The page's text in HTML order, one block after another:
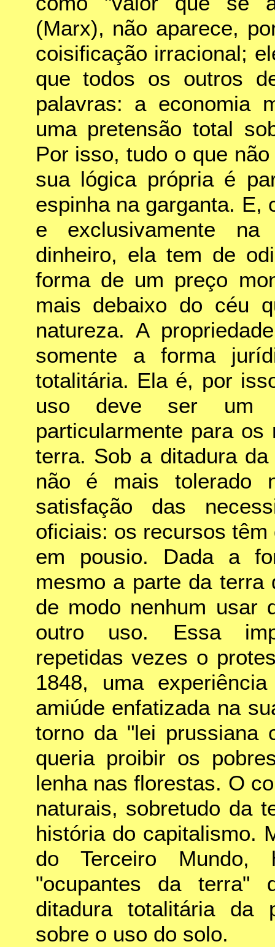
(Marx), não aparece,
coisificação irracional;
que todos os outros
palavras: a economia
uma pretensão total
Por isso, tudo o que
sua lógica própria é
espinha na garganta. E,
e exclusivamente na
dinheiro, ela tem de
forma de um preço
mais debaixo do céu
natureza. A
somente a forma
totalitária. Ela é, por
uso deve ser um
particularmente para
terra. Sob a ditadura
não é mais tolerado
satisfação das
oficiais: os recursos
em pousio. Dada a
mesmo a parte da terra
de modo nenhum usar
outro uso. Essa
repetidas vezes o
1848, uma
amiúde enfatizada na
torno da "lei prussiana
queria proibir os
lenha nas florestas. O
naturais, sobretudo da
história do capitalismo.
do Terceiro Mundo,
"ocupantes da terra"
ditadura totalitária da
sobre o uso do solo.